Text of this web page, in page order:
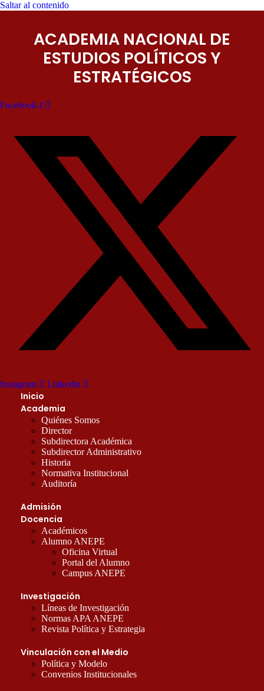
Saltar al contenido
ACADEMIA NACIONAL DE
ESTUDIOS POLÍTICOS Y
ESTRATÉGICOS
Facebook-f
Instagram Linkedin
Inicio
Academia
Quiénes Somos
Director
Subdirectora Académica
Subdirector Administrativo
Historia
Normativa Institucional
Auditoría
Admisión
Docencia
Académicos
Alumno ANEPE
Oficina Virtual
Portal del Alumno
Campus ANEPE
Investigación
Líneas de Investigación
Normas APA ANEPE
Revista Política y Estrategia
Vinculación con el Medio
Política y Modelo
Convenios Institucionales